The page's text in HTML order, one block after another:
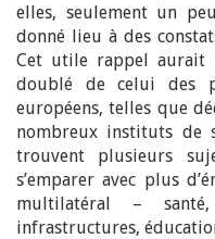
elles, seulement un
donné lieu à des
Cet utile rappel aurait
doublé de celui des
européens, telles que
nombreux instituts de
trouvent plusieurs
s’emparer avec plus
multilatéral –
infrastructures,